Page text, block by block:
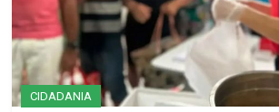
CIDADANIA